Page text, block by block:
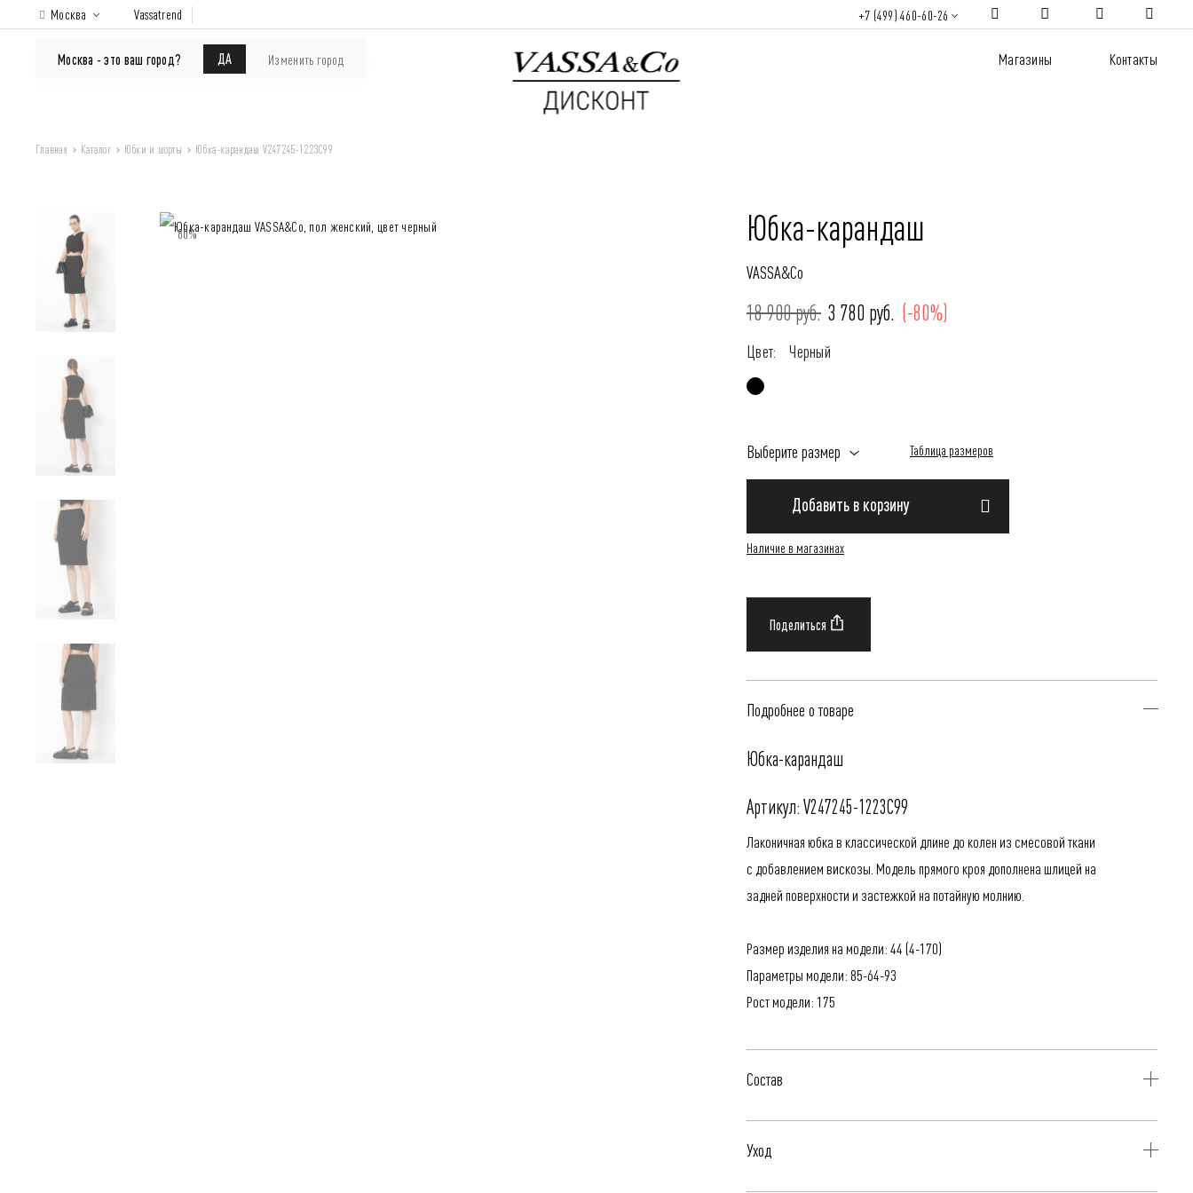
Москва
Москва - это ваш город? ДА Изменить город
Vassatrend +7 (499) 460-60-26
КАТАЛОГ Покупателям Магазины Контакты
Главная Каталог Юбки и шорты Юбка-карандаш V247245-1223C99
80% Юбка-карандаш
VASSA&Co
18 900 руб. 3 780 руб. (-80%)
Цвет: Черный
Выберите размер Таблица размеров
Добавить в корзину
Наличие в магазинах
Подробнее о товаре
Юбка-карандаш
Артикул: V247245-1223C99
Лаконичная юбка в классической длине до колен из смесовой ткани
с добавлением вискозы. Модель прямого кроя дополнена шлицей на
задней поверхности и застежкой на потайную молнию.
Размер изделия на модели: 44 (4-170)
Параметры модели: 85-64-93
Рост модели: 175
Состав
67% Пэ-керамика, 29% Вискоза, 4% Эластан
Уход